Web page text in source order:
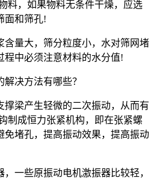
，如果物料无条件干燥，应选
面和筛孔!
量大，筛分粒度小，水对筛网堵
程中必须注意材料的水分值!
梁产生轻微的二次振动，从而有
制成恒力张紧机构，即在张紧螺
免堵孔，提高振动效果，提高振动
一些原振动电机激振器比较轻，